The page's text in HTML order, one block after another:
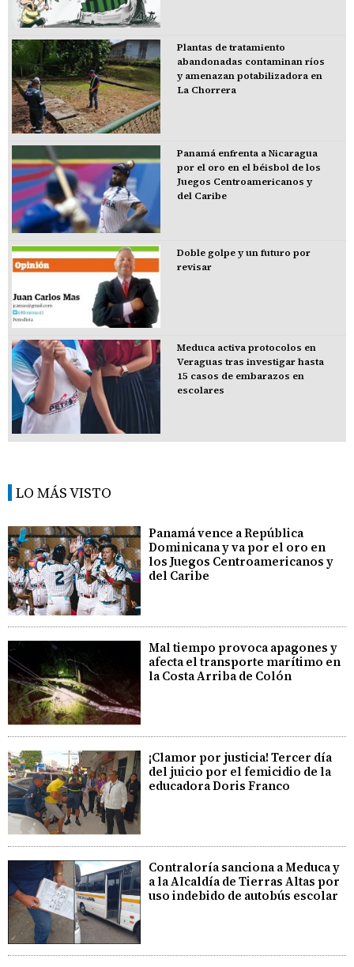
Plantas de tratamiento
abandonadas contaminan ríos
y amenazan potabilizadora en
La Chorrera
Panamá enfrenta a Nicaragua
por el oro en el béisbol de los
Juegos Centroamericanos y
del Caribe
Doble golpe y un futuro por
revisar
Meduca activa protocolos en
Veraguas tras investigar hasta
15 casos de embarazos en
escolares
LO MÁS VISTO
Panamá vence a República
Dominicana y va por el oro en
los Juegos Centroamericanos y
del Caribe
Mal tiempo provoca apagones y
afecta el transporte marítimo en
la Costa Arriba de Colón
¡Clamor por justicia! Tercer día
del juicio por el femicidio de la
educadora Doris Franco
Contraloría sanciona a Meduca y
a la Alcaldía de Tierras Altas por
uso indebido de autobús escolar